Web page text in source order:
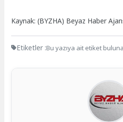
Kaynak: (BYZHA) Beyaz Haber
Etiketler :Bu yazıya ait etiket